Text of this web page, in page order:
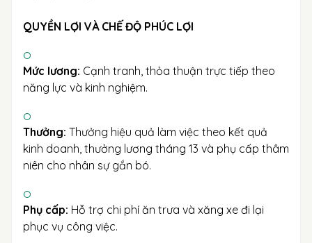
QUYỀN LỢI VÀ CHẾ ĐỘ PHÚC LỢI
Mức lương: Cạnh tranh, thỏa thuận trực tiếp theo
năng lực và kinh nghiệm.
Thưởng: Thưởng hiệu quả làm việc theo kết quả
kinh doanh, thưởng lương tháng 13 và phụ cấp thâm
niên cho nhân sự gắn bó.
Phụ cấp: Hỗ trợ chi phí ăn trưa và xăng xe đi lại
phục vụ công việc.